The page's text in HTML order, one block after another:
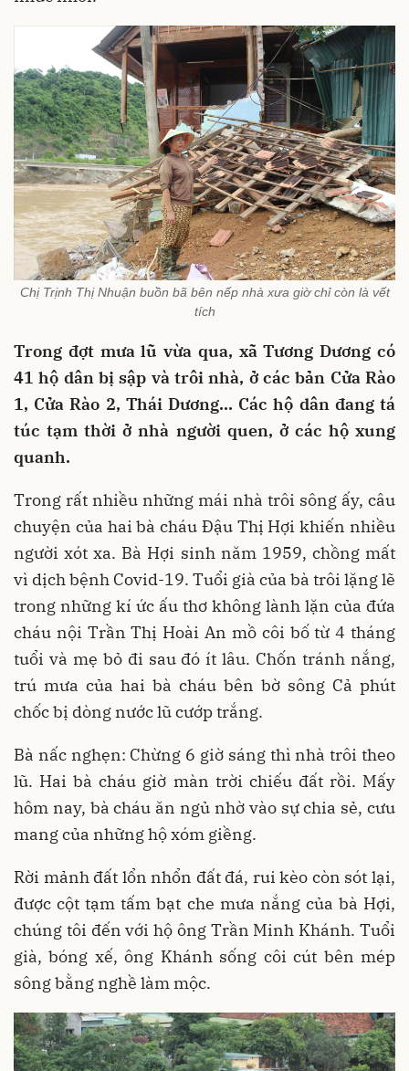
Chị Trịnh Thị Nhuận buồn bã bên nếp nhà xưa giờ chỉ còn là vết
tích
Trong đợt mưa lũ vừa qua, xã Tương Dương có
41 hộ dân bị sập và trôi nhà, ở các bản Cửa Rào
1, Cửa Rào 2, Thái Dương… Các hộ dân đang tá
túc tạm thời ở nhà người quen, ở các hộ xung
quanh.
Trong rất nhiều những mái nhà trôi sông ấy, câu
chuyện của hai bà cháu Đậu Thị Hợi khiến nhiều
người xót xa. Bà Hợi sinh năm 1959, chồng mất
vì dịch bệnh Covid-19. Tuổi già của bà trôi lặng lẽ
trong những kí ức ấu thơ không lành lặn của đứa
cháu nội Trần Thị Hoài An mồ côi bố từ 4 tháng
tuổi và mẹ bỏ đi sau đó ít lâu. Chốn tránh nắng,
trú mưa của hai bà cháu bên bờ sông Cả phút
chốc bị dòng nước lũ cướp trắng.
Bà nấc nghẹn: Chừng 6 giờ sáng thì nhà trôi theo
lũ. Hai bà cháu giờ màn trời chiếu đất rồi. Mấy
hôm nay, bà cháu ăn ngủ nhờ vào sự chia sẻ, cưu
mang của những hộ xóm giềng.
Rời mảnh đất lổn nhổn đất đá, rui kèo còn sót lại,
được cột tạm tấm bạt che mưa nắng của bà Hợi,
chúng tôi đến với hộ ông Trần Minh Khánh. Tuổi
già, bóng xế, ông Khánh sống côi cút bên mép
sông bằng nghề làm mộc.